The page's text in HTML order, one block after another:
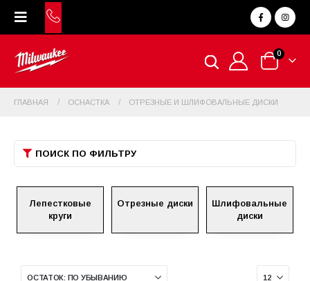
0
ГЛАВНАЯ ОСНАСТКА ОТРЕЗНЫЕ И ШЛИФОВАЛЬНЫЕ ДИСКИ
ПОИСК ПО ФИЛЬТРУ
Лепестковые
круги
Отрезные диски
Шлифовальные
диски